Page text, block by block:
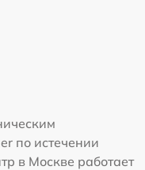
по истечении
в Москве работает